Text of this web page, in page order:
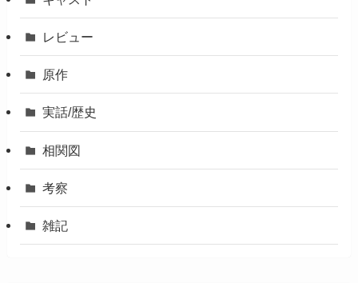
は
メ
ッ
ジ
レビュー
原作
実話/歴史
相関図
考察
雑記